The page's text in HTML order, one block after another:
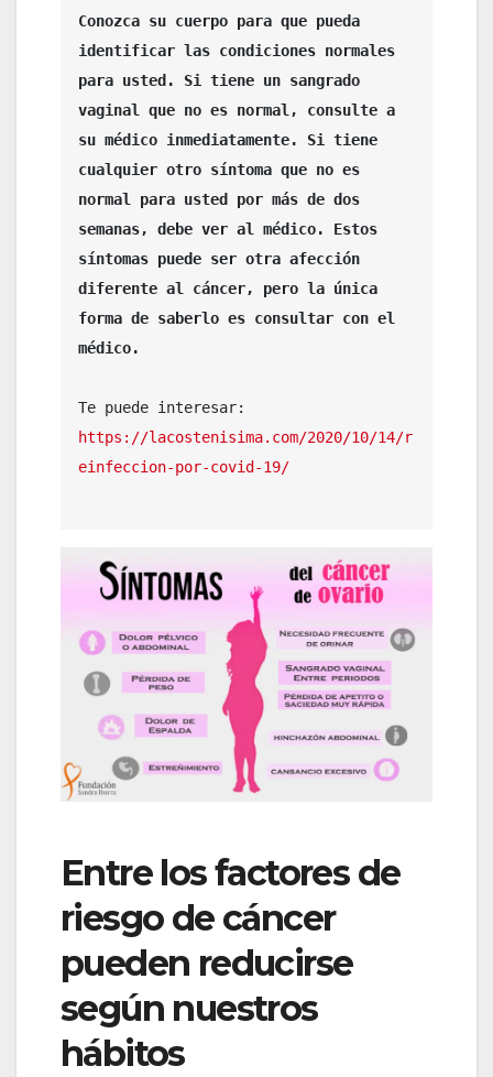
Conozca su cuerpo para que pueda
identificar las condiciones normales
para usted. Si tiene un sangrado
vaginal que no es normal, consulte a
su médico inmediatamente. Si tiene
cualquier otro síntoma que no es
normal para usted por más de dos
semanas, debe ver al médico. Estos
síntomas puede ser otra afección
diferente al cáncer, pero la única
forma de saberlo es consultar con el
médico.
https://lacostenisima.com/2020/10/14/r
einfeccion-por-covid-19/
Entre los factores de
riesgo de cáncer
pueden reducirse
según nuestros
hábitos